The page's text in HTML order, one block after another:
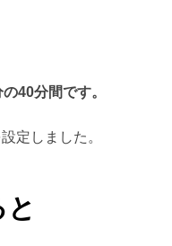
40分間です。
定しました。